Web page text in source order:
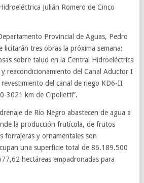
Julián Romero de Cinco
Provincial de Aguas, Pedro
licitarán tres obras la próxima semana:
sobre talud en la Central Hidroeléctrica
y reacondicionamiento del Canal Aductor I
revestimiento del canal de riego KD6-II
3021 km de Cipolletti”.
de Río Negro abastecen de agua a
la producción frutícola, de frutos
forrajeras y ornamentales son
una superficie total de 86.189.500
hectáreas empadronadas para